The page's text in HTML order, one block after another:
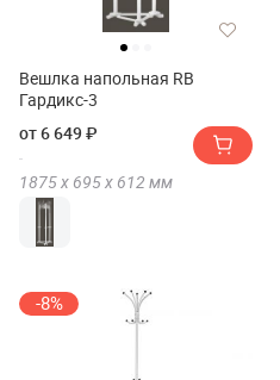
Вешлка напольная RB
Гардикс-3
от 6 649 ₽
1875 х 695 х 612 мм
-8%